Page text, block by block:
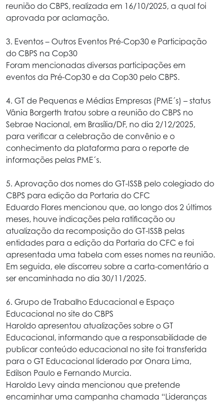
reunião do CBPS, realizada em 16/10/2025, a qual foi
aprovada por aclamação.
3. Eventos – Outros Eventos Pré-Cop30 e Participação
do CBPS na Cop30
Foram mencionadas diversas participações em
eventos da Pré-Cop30 e da Cop30 pelo CBPS.
4. GT de Pequenas e Médias Empresas (PME´s) – status
Vânia Borgerth tratou sobre a reunião do CBPS no
Sebrae Nacional, em Brasília/DF, no dia 2/12/2025,
para verificar a celebração de convênio e o
conhecimento da plataforma para o reporte de
informações pelas PME´s.
5. Aprovação dos nomes do GT-ISSB pelo colegiado do
CBPS para edição da Portaria do CFC
Eduardo Flores mencionou que, ao longo dos 2 últimos
meses, houve indicações pela ratificação ou
atualização da recomposição do GT-ISSB pelas
entidades para a edição da Portaria do CFC e foi
apresentada uma tabela com esses nomes na reunião.
Em seguida, ele discorreu sobre a carta-comentário a
ser encaminhada no dia 30/11/2025.
6. Grupo de Trabalho Educacional e Espaço
Educacional no site do CBPS
Haroldo apresentou atualizações sobre o GT
Educacional, informando que a responsabilidade de
publicar conteúdo educacional no site foi transferida
para o GT Educacional liderado por Onara Lima,
Edilson Paulo e Fernando Murcia.
Haroldo Levy ainda mencionou que pretende
encaminhar uma campanha chamada “Lideranças